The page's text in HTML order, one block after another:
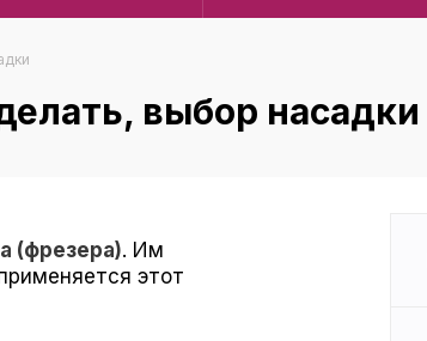
выбор насадки
(фрезера). Им
этот